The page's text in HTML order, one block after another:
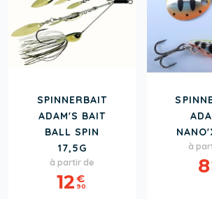
SPINNERBAIT
ADAM'S BAIT
BALL SPIN
17,5G
Prix
à partir de
12€
90
Prix
à
8